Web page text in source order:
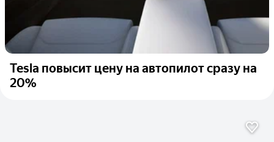
Tesla повысит цену на автопилот сразу на
20%